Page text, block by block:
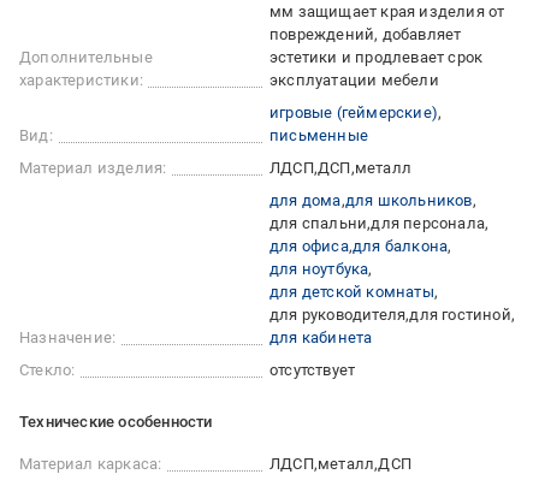
Дополнительные
характеристики:
мм защищает края изделия от
повреждений, добавляет
эстетики и продлевает срок
эксплуатации мебели
Вид:
игровые (геймерские)
письменные
Материал изделия:
ЛДСП ДСП металл
Назначение:
для дома для школьников
для спальни для персонала
для офиса для балкона
для ноутбука
для детской комнаты
для руководителя для гостиной
для кабинета
Стекло:
отсутствует
Технические особенности
Материал каркаса: ЛДСП металл ДСП